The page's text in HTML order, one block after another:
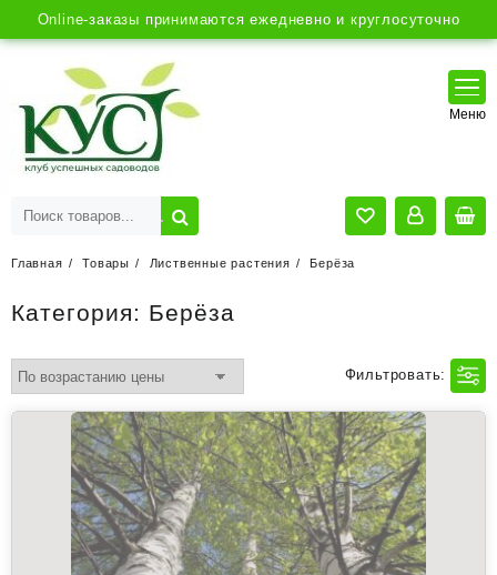
Online-заказы принимаются ежедневно и круглосуточно
Категория: Берёза
Главная Товары Лиственные растения Берёза
Фильтровать: